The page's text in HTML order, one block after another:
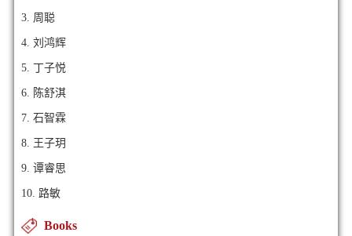
3. 周聪
4. 刘鸿辉
5. 丁子悦
6. 陈舒淇
7. 石智霖
8. 王子玥
9. 谭睿思
10. 路敏
Books